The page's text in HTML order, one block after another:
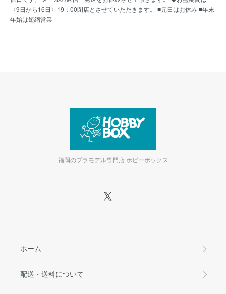
〈9日から16日〉19：00閉店とさせていただきます。 ■元日はお休み ■年末
年始は短縮営業
福岡のプラモデル専門店 ホビーボックス
ホーム
配送・送料について